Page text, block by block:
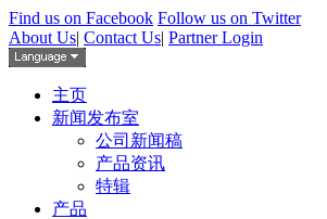
Find us on Facebook Follow us on Twitter
About Us| Contact Us| Partner Login
主页
新闻发布室
公司新闻稿
产品资讯
特辑
产品